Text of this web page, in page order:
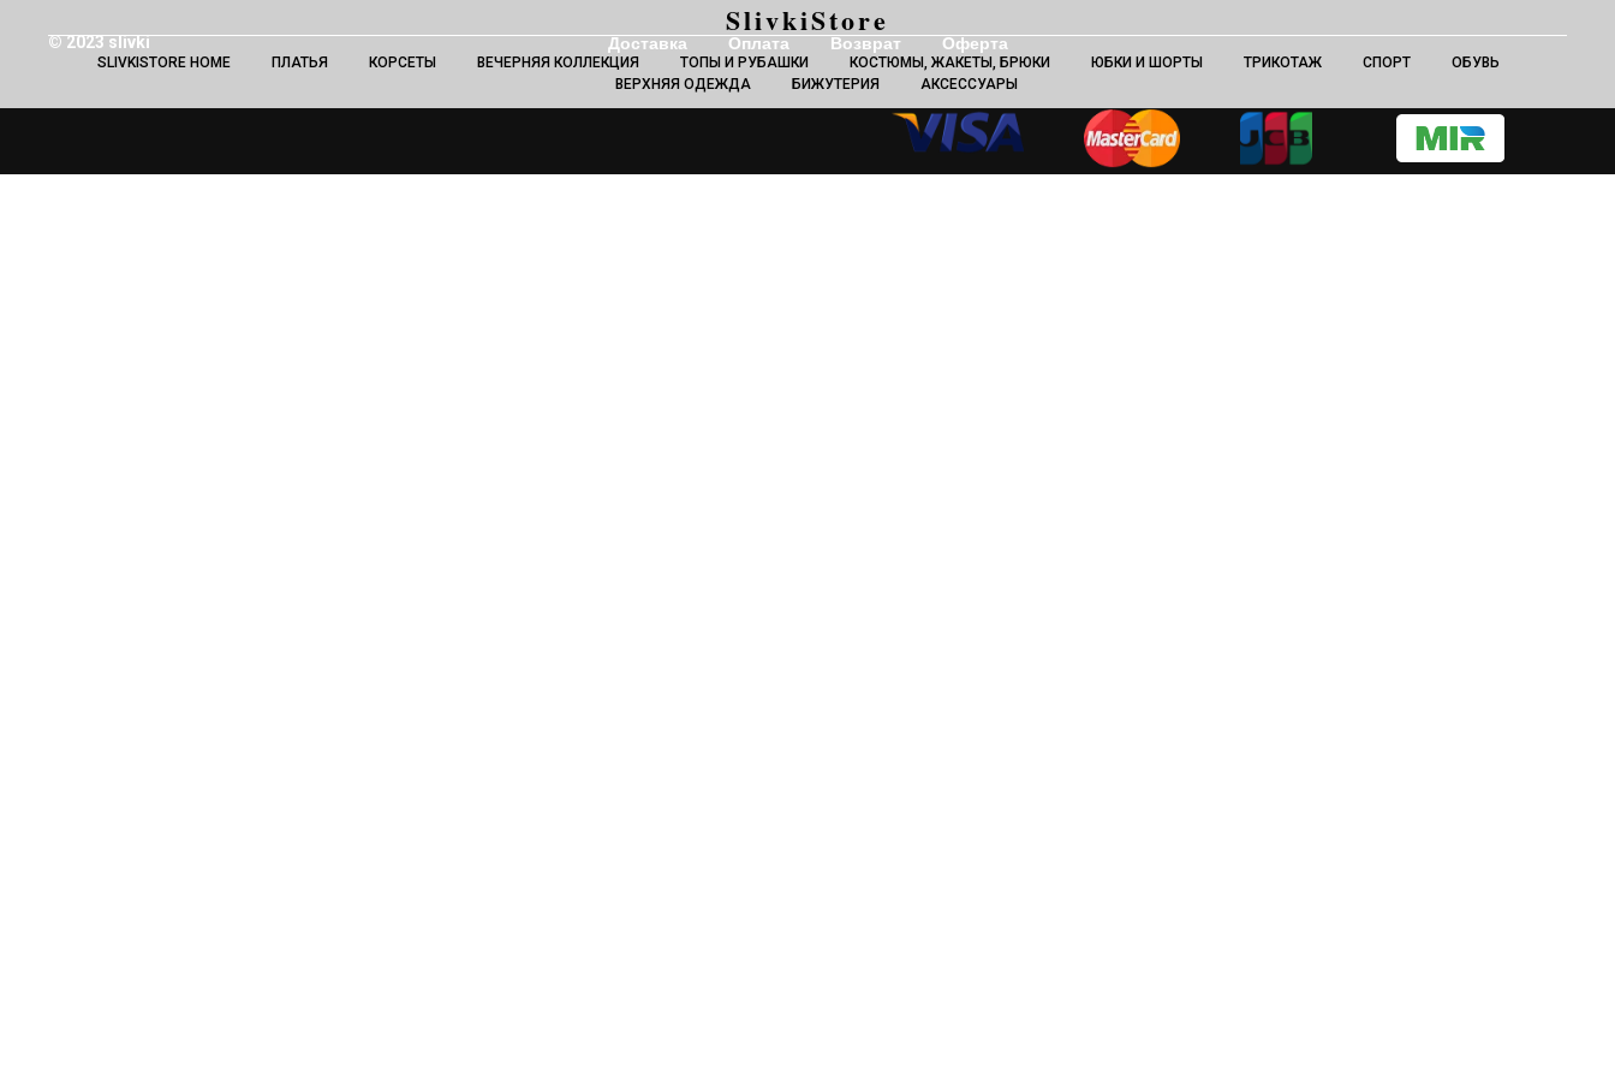
SlivkiStore
SLIVKISTORE HOME ПЛАТЬЯ КОРСЕТЫ ВЕЧЕРНЯЯ КОЛЛЕКЦИЯ ТОПЫ И РУБАШКИ КОСТЮМЫ, ЖАКЕТЫ, БРЮКИ ЮБКИ И ШОРТЫ ТРИКОТАЖ СПОРТ
ОБУВЬ
ВЕРХНЯЯ ОДЕЖДА
БИЖУТЕРИЯ АКСЕССУАРЫ
© 2023 slivki Доставка Оплата Возврат Оферта